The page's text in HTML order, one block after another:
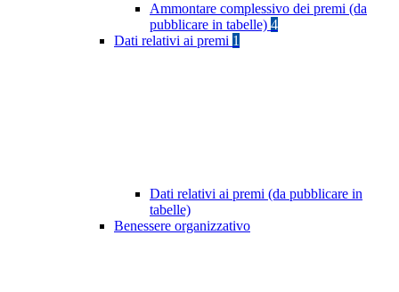
Ammontare complessivo dei premi (da
pubblicare in tabelle) 4
Dati relativi ai premi 1
Dati relativi ai premi (da pubblicare in
tabelle)
Benessere organizzativo